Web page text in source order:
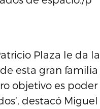
Plaza le da
esta gran
objetivo es
destacó